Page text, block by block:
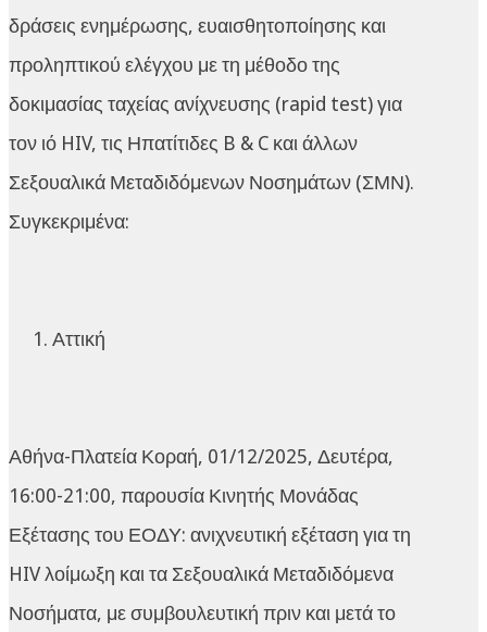
δράσεις ενημέρωσης, ευαισθητοποίησης και
προληπτικού ελέγχου με τη μέθοδο της
δοκιμασίας ταχείας ανίχνευσης (rapid test) για
τον ιό HIV, τις Ηπατίτιδες B & C και άλλων
Σεξουαλικά Μεταδιδόμενων Νοσημάτων (ΣΜΝ).
Συγκεκριμένα:
Αττική
Αθήνα-Πλατεία Κοραή, 01/12/2025, Δευτέρα,
16:00-21:00, παρουσία Κινητής Μονάδας
Εξέτασης του ΕΟΔΥ: ανιχνευτική εξέταση για τη
HIV λοίμωξη και τα Σεξουαλικά Μεταδιδόμενα
Νοσήματα, με συμβουλευτική πριν και μετά το